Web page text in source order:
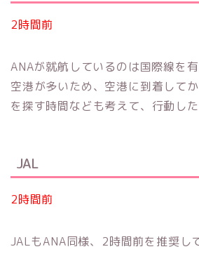
2時間前
ANAが就航しているのは国際線を
空港が多いため、空港に到着して
を探す時間なども考えて、行動した
JAL
2時間前
JALもANA同様、2時間前を推奨し